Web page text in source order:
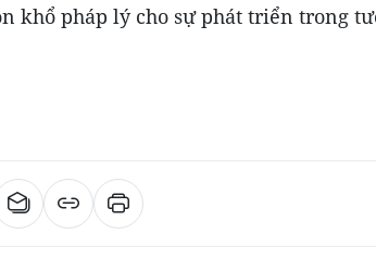
khổ pháp lý cho sự phát triển trong